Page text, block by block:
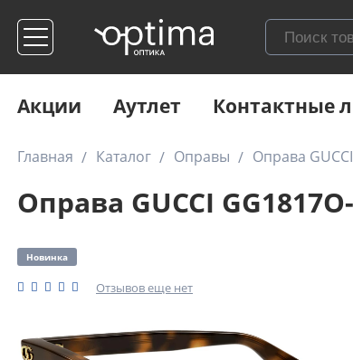
Акции Аутлет Контактные
Главная Каталог Оправы Оправа
Оправа GUCCI
Новинка
Отзывов еще нет